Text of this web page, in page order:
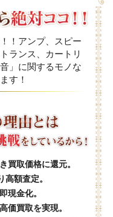
！アンプ、スピー
ランス、カートリ
」に関するモノな
す！
買取価格に還元。
額査定。
現金化。
価買取を実現。